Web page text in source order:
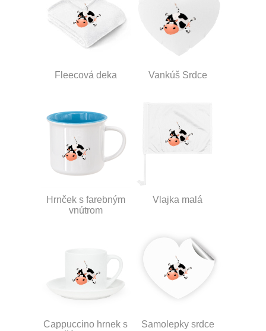
Fleecová deka Vankúš Srdce
Hrnček s farebným
vnútrom
Vlajka malá
Cappuccino hrnek s
Samolepky srdce